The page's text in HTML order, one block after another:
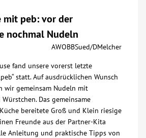
mit peb: vor der
nochmal Nudeln
AWOBBSued/DMelcher
fand unsere vorerst letzte
statt. Auf ausdrücklichen Wunsch
wir gemeinsam Nudeln mit
Das gemeinsame
bereitete Groß und Klein riesige
Freunde aus der Partner-Kita
Anleitung und praktische Tipps von